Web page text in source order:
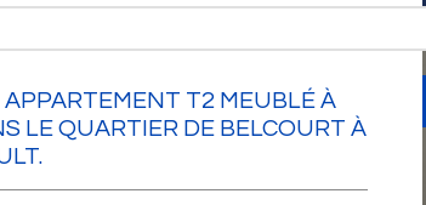
T2 MEUBLÉ À
LE QUARTIER DE BELCOURT À